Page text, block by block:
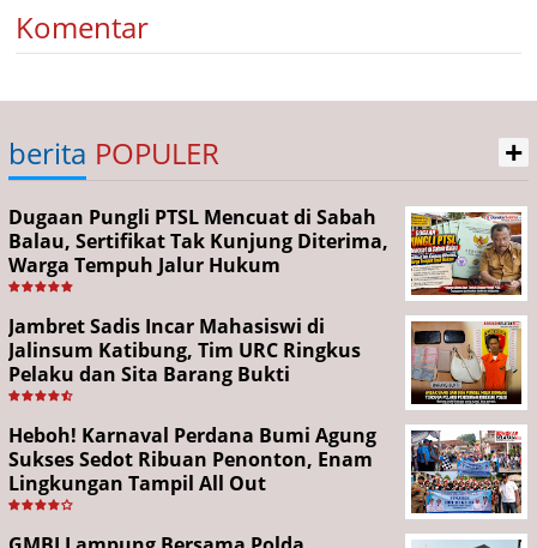
Komentar
berita POPULER +
Dugaan Pungli PTSL Mencuat di Sabah
Balau, Sertifikat Tak Kunjung Diterima,
Warga Tempuh Jalur Hukum
Jambret Sadis Incar Mahasiswi di
Jalinsum Katibung, Tim URC Ringkus
Pelaku dan Sita Barang Bukti
Heboh! Karnaval Perdana Bumi Agung
Sukses Sedot Ribuan Penonton, Enam
Lingkungan Tampil All Out